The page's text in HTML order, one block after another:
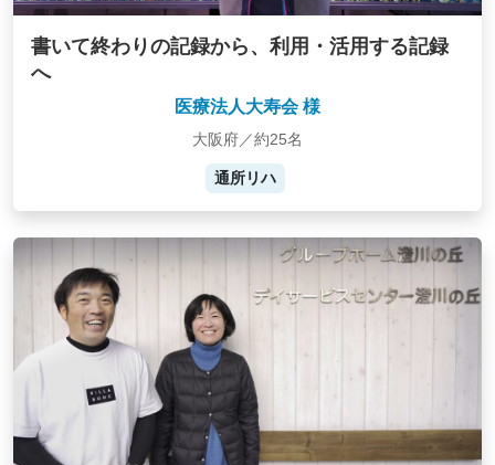
書いて終わりの記録から、利用・活用する記録
へ
医療法人大寿会 様
大阪府／約25名
通所リハ